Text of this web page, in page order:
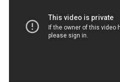
交上の『強み』」
2-1. 結論：状況に応じて